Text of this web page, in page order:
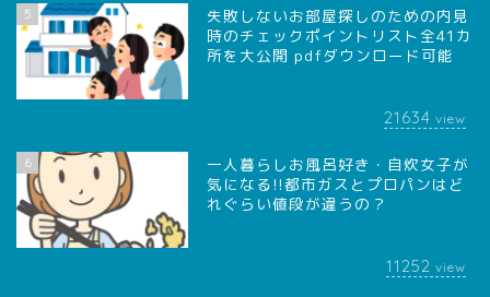
5
失敗しないお部屋探しのための内見
時のチェックポイントリスト全41カ
所を大公開 pdfダウンロード可能
21634 view
6
一人暮らしお風呂好き・自炊女子が
気になる!!都市ガスとプロパンはど
れぐらい値段が違うの？
11252 view